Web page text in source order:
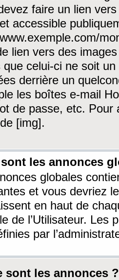
faire un lien
accessible
lien vers des
que celui-ci ne soit
derrière un
les boîtes e-mail
de passe, etc. Pour
[img].
sont les annonces
globales
et vous devriez
en haut de
de l’Utilisateur. Les
par
sont les annonces ?